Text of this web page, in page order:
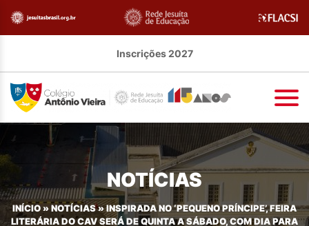
Inscrições 2027
NOTÍCIAS
INÍCIO » NOTÍCIAS»INSPIRADA NO ‘PEQUENO PRÍNCIPE’, FEIRA
LITERÁRIA DO CAV SERÁ DE QUINTA A SÁBADO, COM DIA PARA